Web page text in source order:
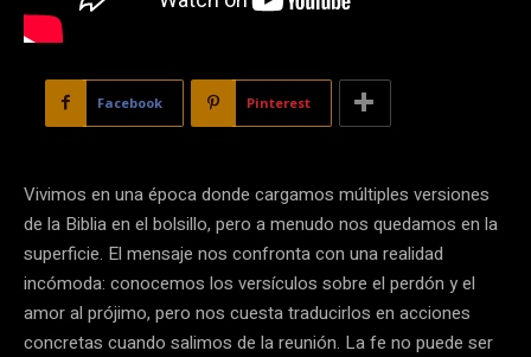
Facebook Pinterest
Vivimos en una época donde cargamos múltiples versiones
de la Biblia en el bolsillo, pero a menudo nos quedamos en la
superficie. El mensaje nos confronta con una realidad
incómoda: conocemos los versículos sobre el perdón y el
amor al prójimo, pero nos cuesta traducirlos en acciones
concretas cuando salimos de la reunión. La fe no puede ser